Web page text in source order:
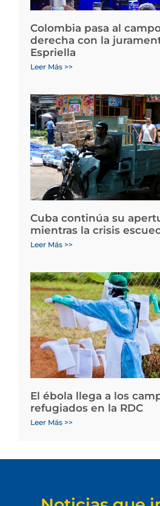
Colombia pasa al
derecha con la
Espriella
Leer Más >>
Cuba continúa su
mientras la crisis
Leer Más >>
El ébola llega a los
refugiados en la RDC
Leer Más >>